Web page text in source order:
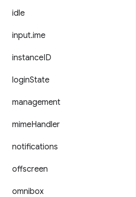
idle
input.ime
instanceID
loginState
management
mimeHandler
notifications
offscreen
omnibox